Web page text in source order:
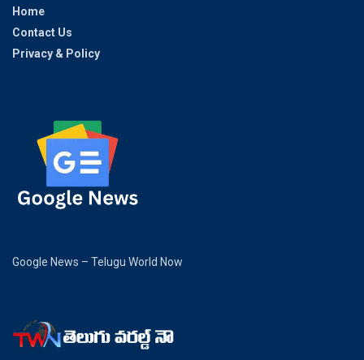
Home
Contact Us
Privacy & Policy
Google News – Telugu World Now